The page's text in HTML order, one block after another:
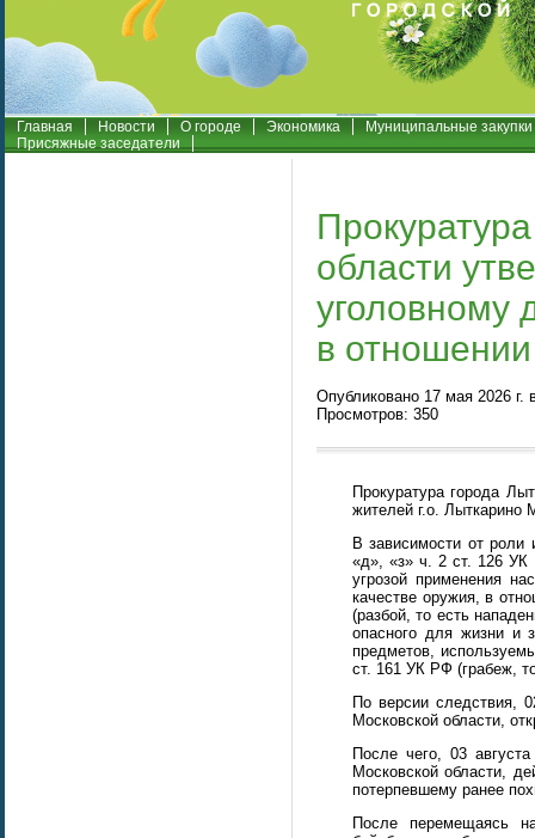
Главная Новости О городе Экономика
Муниципальные закупки
Присяжные заседатели
области
уголовному
в
Опубликовано 17 мая 2026 г.
Просмотров: 350
Прокуратура города
жителей г.о. Лыткарино
В зависимости от роли
«д», «з» ч. 2 ст. 126 УК
угрозой применения
качестве оружия, в
(разбой, то есть
опасного для жизни и
предметов,
ст. 161 УК РФ (грабеж,
По версии следствия,
Московской области,
После чего, 03
Московской области,
потерпевшему ранее
После перемещаясь